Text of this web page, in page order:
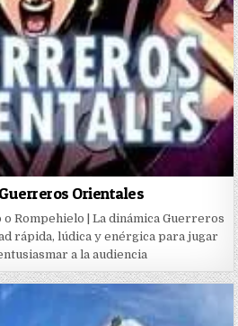
Orientales
o Rompehielo | La dinámica Guerreros
rápida, lúdica y enérgica para jugar
a la audiencia